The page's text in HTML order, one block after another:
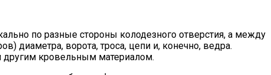
по разные стороны колодезного отверстия, а между
диаметра, ворота, троса, цепи и, конечно, ведра.
кровельным материалом.